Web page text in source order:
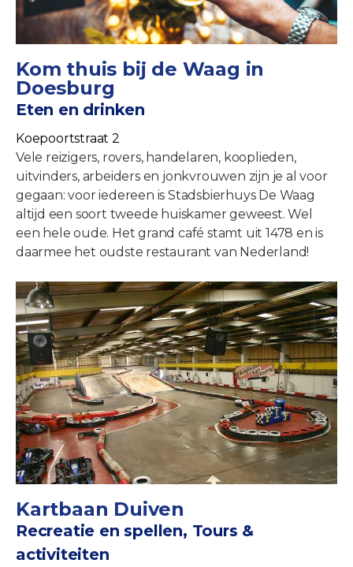
Kom thuis bij de Waag in
Doesburg
Eten en drinken
Koepoortstraat 2
Vele reizigers, rovers, handelaren, kooplieden,
uitvinders, arbeiders en jonkvrouwen zijn je al voor
gegaan: voor iedereen is Stadsbierhuys De Waag
altijd een soort tweede huiskamer geweest. Wel
een hele oude. Het grand café stamt uit 1478 en is
daarmee het oudste restaurant van Nederland!
Kartbaan Duiven
Recreatie en spellen, Tours &
activiteiten